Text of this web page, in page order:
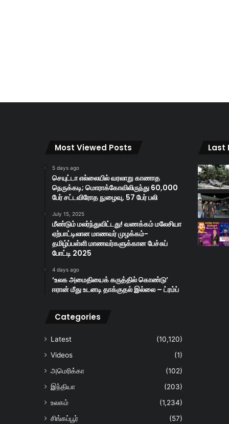
Most Viewed Posts
5 days ago
செயுட்டா எல்லையில் வரலாறு காணாத
நெருக்கடி; மொராக்கோவிலிருந்து 60,000
பேர் சட்டவிரோத நுழைவு, 57 பேர் பலி
July 15, 2025
மீண்டும் மலர்ந்துவிட்டது! வணக்கம் மலேசியா
ஏற்பாட்டிலான மாணவர் முழக்கம்-
தமிழ்ப்பள்ளி மாணவர்களுக்கான பேச்சுப்
போட்டி 2025
4 days ago
‘உலக அமைதியைக் கருத்தில் கொண்டு’
ஈரான் மீது உடனடி தாக்குதல் இல்லை – ட்ரம்ப்
Categories
Latest
(10,120)
Videos
(1)
அமெரிக்கா
(102)
இந்தியா
(203)
உலகம்
(1,234)
சிங்கப்பூர்
(57)
Last